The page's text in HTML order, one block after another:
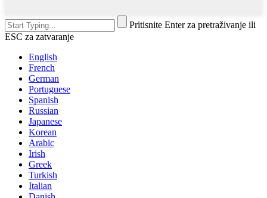
Pritisnite Enter za pretraživanje ili
ESC za zatvaranje
English
French
German
Portuguese
Spanish
Russian
Japanese
Korean
Arabic
Irish
Greek
Turkish
Italian